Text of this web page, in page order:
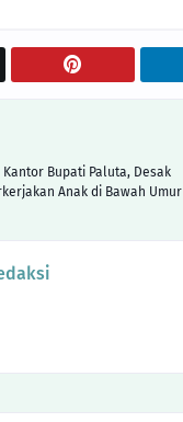
Kantor Bupati Paluta, Desak
Anak di Bawah Umur